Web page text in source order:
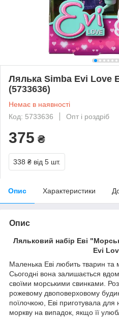
Лялька Simba Evi Love
(5733636)
Немає в наявності
Код: 5733636
Опт і роздріб
375 ₴
338 ₴ від 5 шт.
Опис Характеристики
Опис
Ляльковий набір Еві
Evi
Маленька Еві любить тварин та
Сьогодні вона залишається
своїми морськими свинками.
рожевому двоповерховому
поїлочкою, Еві приготувала
моркву на випадок, якщо її